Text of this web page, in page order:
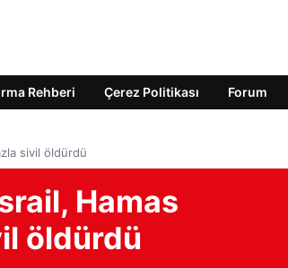
Rehberi Çerez Politikası Forum
sivil öldürdü
Hamas
öldürdü